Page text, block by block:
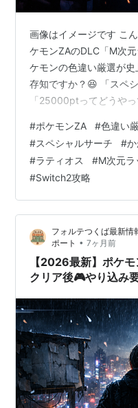
画像はイメージです こ
ケモンZAのDLC「M次
ケモンの色違い厳選が
存知ですか？😆 「スペ
「25000ptってどうや
ーさん、多いんじゃない
違い厳選にはいくつかの
あるんです✨ 本編の伝
ンで色違い出現不可なの
説5体だけは特別に色違
事では、スペシャルサ
#ポケモンZA #色違い
#スペシャルサーチ #
#ラティオス #M次元ラ
#Switch2攻略
フォルテつくば最新
ポート • 7ヶ月前
【2026最新】ポケ
クリア後🎮やり込み